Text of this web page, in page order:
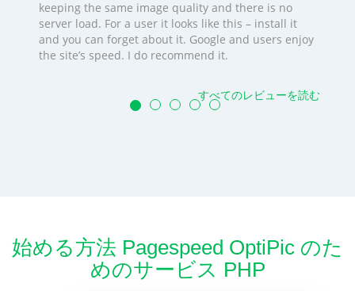
keeping the same image quality and there is no
server load. For a user it looks like this – install it
and you can forget about it. Google and users enjoy
the site’s speed. I do recommend it.
すべてのレビューを読む
始める方法 Pagespeed OptiPic のた
めのサービス PHP